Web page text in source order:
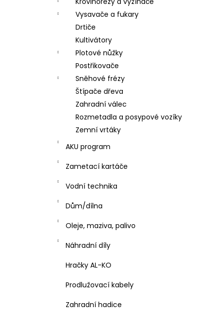
Vysavače a fukary
Drtiče
Kultivátory
Plotové nůžky
Postřikovače
Sněhové frézy
Štípače dřeva
Zahradní válec
Rozmetadla a posypové vozíky
Zemní vrtáky
AKU program
Zametací kartáče
Vodní technika
Dům/dílna
Oleje, maziva, palivo
Náhradní díly
Hračky AL-KO
Prodlužovací kabely
Zahradní hadice